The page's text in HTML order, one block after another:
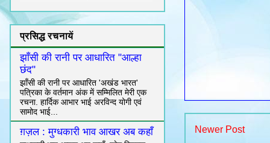
Newer Post
प्रसिद्ध रचनायें
झाँसी की रानी पर आधारित "आल्हा
छंद"
झाँसी की रानी पर आधारित 'अखंड भारत'
पत्रिका के वर्तमान अंक में सम्मिलित मेरी एक
रचना. हार्दिक आभार भाई अरविन्द योगी एवं
सामोद भाई...
ग़ज़ल : मुग्धकारी भाव आखर अब कहाँ